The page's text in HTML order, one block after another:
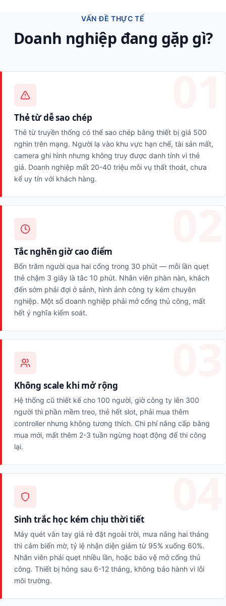
VẤN ĐỀ THỰC TẾ
Doanh nghiệp đang gặp gì?
Thẻ từ dễ sao chép
Thẻ từ truyền thống có thể sao chép bằng thiết bị giá 500
nghìn trên mạng. Người lạ vào khu vực hạn chế, tài sản mất,
camera ghi hình nhưng không truy được danh tính vì thẻ
giả. Doanh nghiệp mất 20-40 triệu mỗi vụ thất thoát, chưa
kể uy tín với khách hàng.
Tắc nghẽn giờ cao điểm
Bốn trăm người qua hai cổng trong 30 phút — mỗi lần quẹt
thẻ chậm 3 giây là tắc 10 phút. Nhân viên phàn nàn, khách
đến sớm phải đợi ở sảnh, hình ảnh công ty kém chuyên
nghiệp. Một số doanh nghiệp phải mở cổng thủ công, mất
hết ý nghĩa kiểm soát.
Không scale khi mở rộng
Hệ thống cũ thiết kế cho 100 người, giờ công ty lên 300
người thì phần mềm treo, thẻ hết slot, phải mua thêm
controller nhưng không tương thích. Chi phí nâng cấp bằng
mua mới, mất thêm 2-3 tuần ngừng hoạt động để thi công
lại.
Sinh trắc học kém chịu thời tiết
Máy quét vân tay giá rẻ đặt ngoài trời, mưa nắng hai tháng
thì cảm biến mờ, tỷ lệ nhận diện giảm từ 95% xuống 60%.
Nhân viên phải quẹt nhiều lần, hoặc bảo vệ mở cổng thủ
công. Thiết bị hỏng sau 6-12 tháng, không bảo hành vì lỗi
môi trường.